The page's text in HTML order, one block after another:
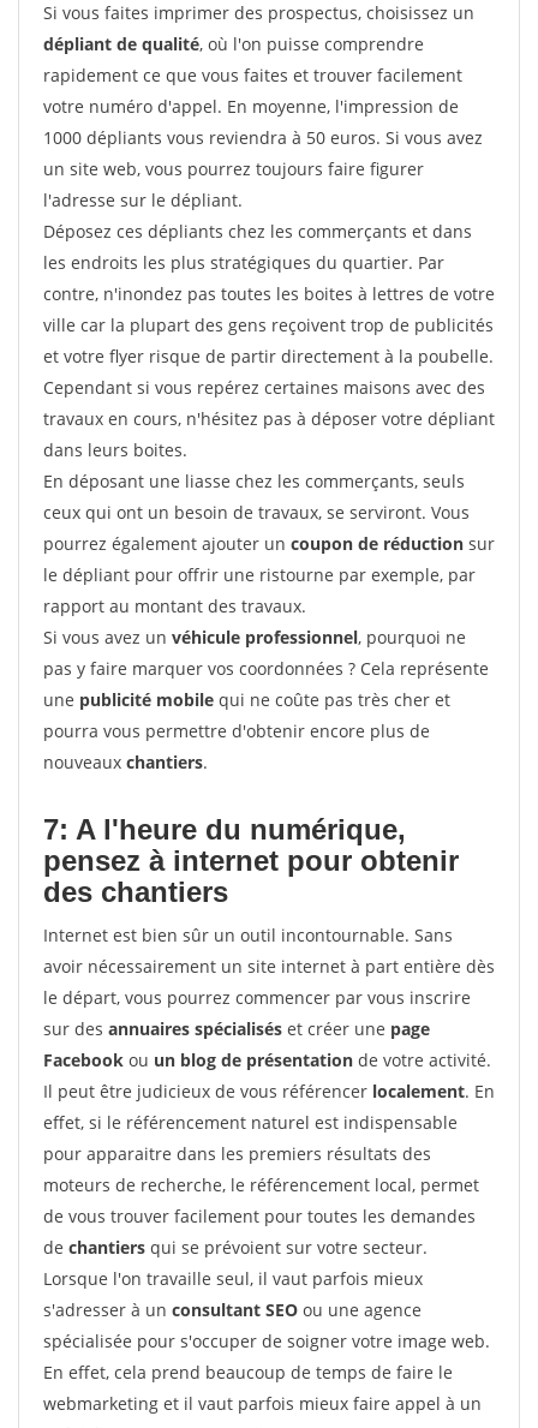
Si vous faites imprimer des prospectus, choisissez un
dépliant de qualité, où l'on puisse comprendre
rapidement ce que vous faites et trouver facilement
votre numéro d'appel. En moyenne, l'impression de
1000 dépliants vous reviendra à 50 euros. Si vous avez
un site web, vous pourrez toujours faire figurer
l'adresse sur le dépliant.
Déposez ces dépliants chez les commerçants et dans
les endroits les plus stratégiques du quartier. Par
contre, n'inondez pas toutes les boites à lettres de votre
ville car la plupart des gens reçoivent trop de publicités
et votre flyer risque de partir directement à la poubelle.
Cependant si vous repérez certaines maisons avec des
travaux en cours, n'hésitez pas à déposer votre dépliant
dans leurs boites.
En déposant une liasse chez les commerçants, seuls
ceux qui ont un besoin de travaux, se serviront. Vous
pourrez également ajouter un coupon de réduction sur
le dépliant pour offrir une ristourne par exemple, par
rapport au montant des travaux.
Si vous avez un véhicule professionnel, pourquoi ne
pas y faire marquer vos coordonnées ? Cela représente
une publicité mobile qui ne coûte pas très cher et
pourra vous permettre d'obtenir encore plus de
nouveaux chantiers.
7: A l'heure du numérique,
pensez à internet pour obtenir
des chantiers
Internet est bien sûr un outil incontournable. Sans
avoir nécessairement un site internet à part entière dès
le départ, vous pourrez commencer par vous inscrire
sur des annuaires spécialisés et créer une page
Facebook ou un blog de présentation de votre activité.
Il peut être judicieux de vous référencer localement. En
effet, si le référencement naturel est indispensable
pour apparaitre dans les premiers résultats des
moteurs de recherche, le référencement local, permet
de vous trouver facilement pour toutes les demandes
de chantiers qui se prévoient sur votre secteur.
Lorsque l'on travaille seul, il vaut parfois mieux
s'adresser à un consultant SEO ou une agence
spécialisée pour s'occuper de soigner votre image web.
En effet, cela prend beaucoup de temps de faire le
webmarketing et il vaut parfois mieux faire appel à un